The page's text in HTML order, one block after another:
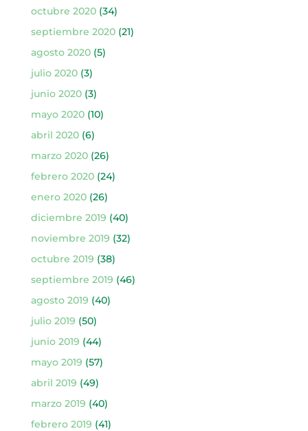
octubre 2020(34)
septiembre 2020(21)
agosto 2020(5)
julio 2020(3)
junio 2020(3)
mayo 2020(10)
abril 2020(6)
marzo 2020(26)
febrero 2020(24)
enero 2020(26)
diciembre 2019 (40)
noviembre 2019 (32)
octubre 2019 (38)
septiembre 2019 (46)
agosto 2019 (40)
julio 2019 (50)
junio 2019 (44)
mayo 2019 (57)
abril 2019 (49)
marzo 2019 (40)
febrero 2019 (41)